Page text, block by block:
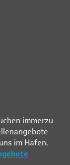
im­mer­zu
im Ha­fen.